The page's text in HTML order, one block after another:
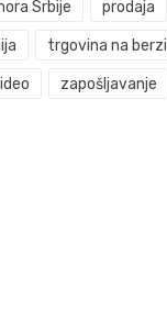
Srbije prodaja
trgovina na berzi
zapošljavanje